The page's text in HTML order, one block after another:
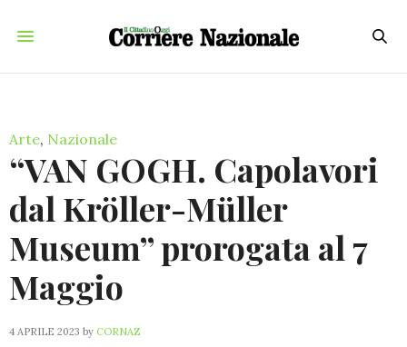
Arte, Nazionale
“VAN GOGH. Capolavori
dal Kröller-Müller
Museum” prorogata al 7
Maggio
4 APRILE 2023 by CORNAZ